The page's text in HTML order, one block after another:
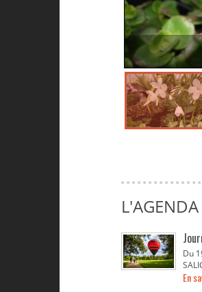
Du
En